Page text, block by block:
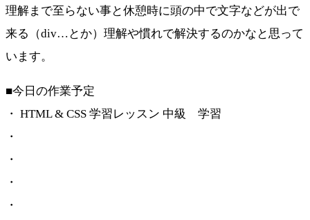
理解まで至らない事と休憩時に頭の中で文字などが出で
来る（div…とか）理解や慣れで解決するのかなと思って
います。
■今日の作業予定
・ HTML & CSS 学習レッスン 中級 学習
・
・
・
・